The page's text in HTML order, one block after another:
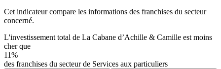
Cet indicateur compare les informations des franchises du secteur
concerné.
L'investissement total de La Cabane d’Achille & Camille est moins
cher que
11%
des franchises du secteur de Services aux particuliers